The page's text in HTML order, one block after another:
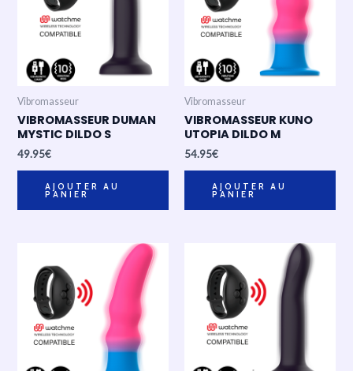
Vibromasseur
VIBROMASSEUR DUMAN
MYSTIC DILDO S
49.95€
AJOUTER AU
PANIER
Vibromasseur
VIBROMASSEUR KUNO
UTOPIA DILDO M
54.95€
AJOUTER AU
PANIER